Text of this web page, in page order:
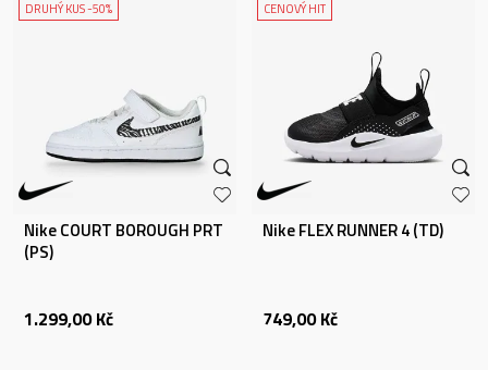
DRUHÝ KUS -50%
Nike COURT BOROUGH PRT
(PS)
1.299,00 Kč
CENOVÝ HIT
Nike FLEX RUNNER 4 (TD)
749,00 Kč